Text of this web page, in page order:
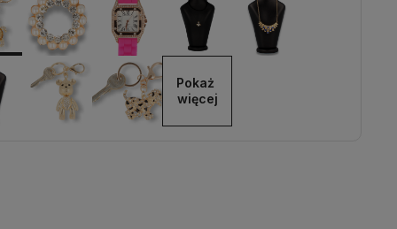
Pokaż
więcej